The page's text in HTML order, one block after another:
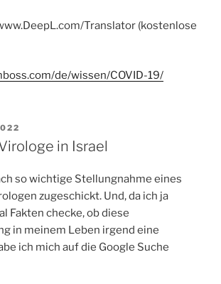
Translator (kostenlose
de/wissen/COVID-19/
in Israel
so wichtige Stellungnahme eines
zugeschickt. Und, da ich ja
Fakten checke, ob diese
in meinem Leben irgend eine
ich mich auf die Google Suche